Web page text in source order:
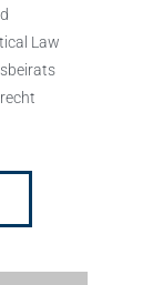
Law